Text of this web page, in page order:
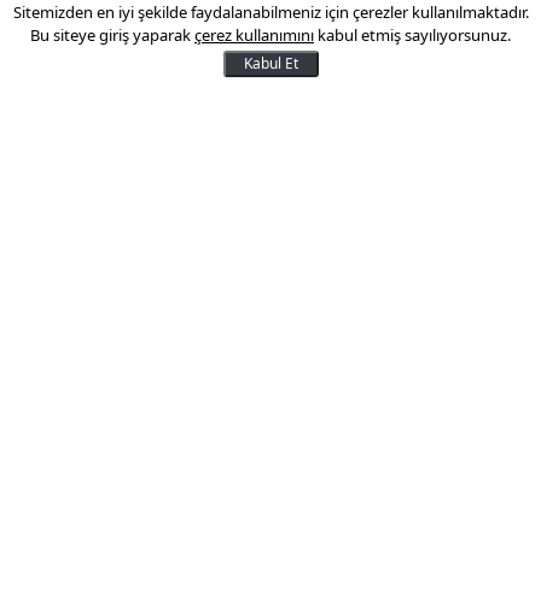
Dev banka 'Altın' tahminini
güncelledi: Çok ciddi bir
Sitemizden en iyi şekilde faydalanabilmeniz için çerezler kullanılmaktadır.
Bu siteye giriş yaparakçerez kullanımını kabul etmiş sayılıyorsunuz.
Kabul Et